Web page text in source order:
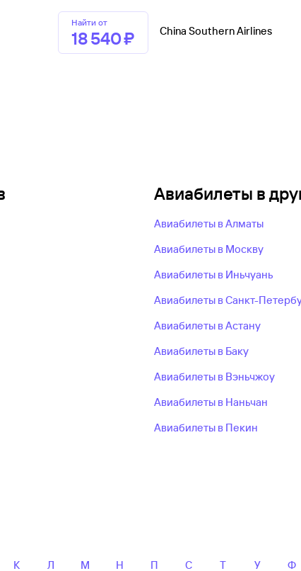
Найти от
18 ⁠540 ⁠₽ China Southern Airlines
Авиабилеты в
Авиабилеты в Алматы
Авиабилеты в Москву
Авиабилеты в Иньчуань
Авиабилеты в Санкт-
Авиабилеты в Астану
Авиабилеты в Баку
Авиабилеты в Вэньчжоу
Авиабилеты в Наньчан
Авиабилеты в Пекин
К Л М Н П С Т У Ф